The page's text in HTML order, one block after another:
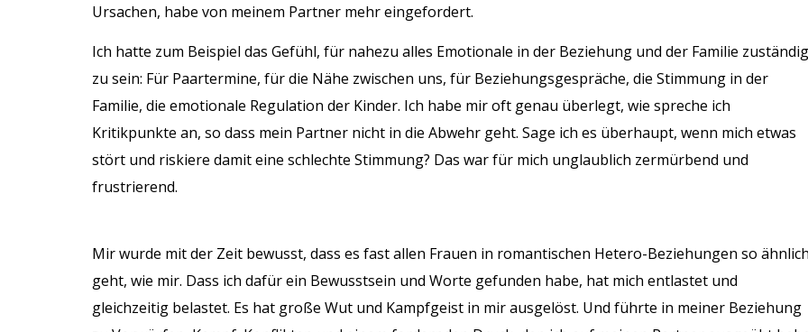
Ursachen, habe von meinem Partner mehr eingefordert.
Ich hatte zum Beispiel das Gefühl, für nahezu alles Emotionale in der Beziehung und der Familie zuständig
zu sein: Für Paartermine, für die Nähe zwischen uns, für Beziehungsgespräche, die Stimmung in der
Familie, die emotionale Regulation der Kinder. Ich habe mir oft genau überlegt, wie spreche ich
Kritikpunkte an, so dass mein Partner nicht in die Abwehr geht. Sage ich es überhaupt, wenn mich etwas
stört und riskiere damit eine schlechte Stimmung? Das war für mich unglaublich zermürbend und
frustrierend.
Mir wurde mit der Zeit bewusst, dass es fast allen Frauen in romantischen Hetero-Beziehungen so ähnlich
geht, wie mir. Dass ich dafür ein Bewusstsein und Worte gefunden habe, hat mich entlastet und
gleichzeitig belastet. Es hat große Wut und Kampfgeist in mir ausgelöst. Und führte in meiner Beziehung